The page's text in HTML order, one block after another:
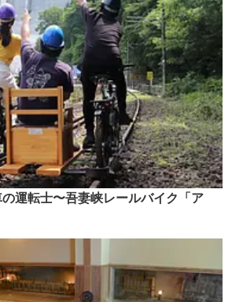
運転士〜吾妻峡レールバイク「ア